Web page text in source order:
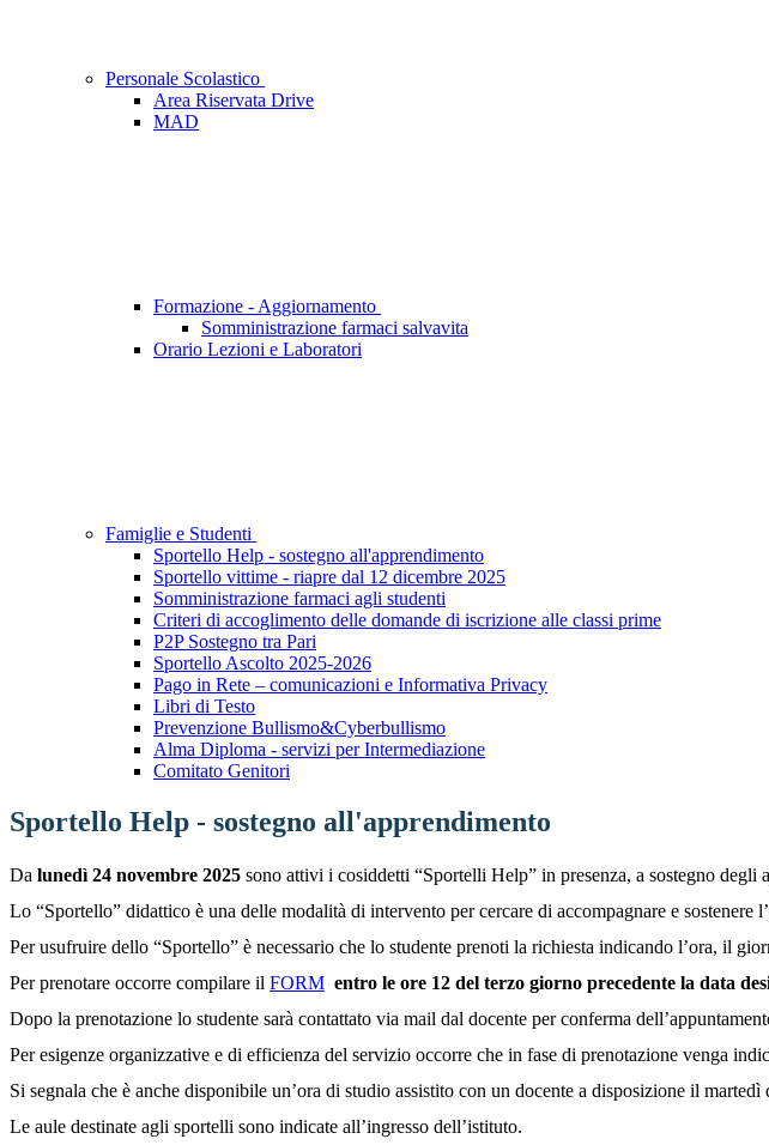
Personale Scolastico
Area Riservata Drive
MAD
Formazione - Aggiornamento
Somministrazione farmaci salvavita
Orario Lezioni e Laboratori
Famiglie e Studenti
Sportello Help - sostegno all'apprendimento
Sportello vittime - riapre dal 12 dicembre 2025
Somministrazione farmaci agli studenti
Criteri di accoglimento delle domande di iscrizione alle classi prime
P2P Sostegno tra Pari
Sportello Ascolto 2025-2026
Pago in Rete – comunicazioni e Informativa Privacy
Libri di Testo
Prevenzione Bullismo&Cyberbullismo
Alma Diploma - servizi per Intermediazione
Comitato Genitori
Sportello Help - sostegno all'apprendimento
Da lunedì 24 novembre 2025 sono attivi i cosiddetti “Sportelli Help” in presenza, a sostegno
Lo “Sportello” didattico è una delle modalità di intervento per cercare di accompagnare e
Per usufruire dello “Sportello” è necessario che lo studente prenoti la richiesta indicando l’ora, il
Per prenotare occorre compilare il FORM entro le ore 12 del terzo giorno precedente la data
Dopo la prenotazione lo studente sarà contattato via mail dal docente per conferma
Per esigenze organizzative e di efficienza del servizio occorre che in fase di prenotazione venga
Si segnala che è anche disponibile un’ora di studio assistito con un docente a disposizione il
Le aule destinate agli sportelli sono indicate all’ingresso dell’istituto.